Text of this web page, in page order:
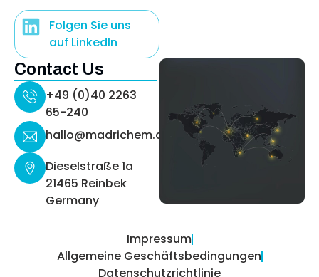
Folgen Sie uns
auf LinkedIn
Contact Us
+49 (0)40 2263
65-240
hallo@madrichem.com
Dieselstraße 1a
21465 Reinbek
Germany
Impressum
Allgemeine Geschäftsbedingungen
Datenschutzrichtlinie